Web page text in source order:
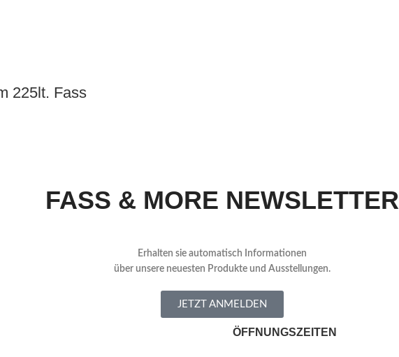
225lt. Fass
FASS & MORE NEWSLETTER
Erhalten sie automatisch Informationen
über unsere neuesten Produkte und Ausstellungen.
JETZT ANMELDEN
ÖFFNUNGSZEITEN